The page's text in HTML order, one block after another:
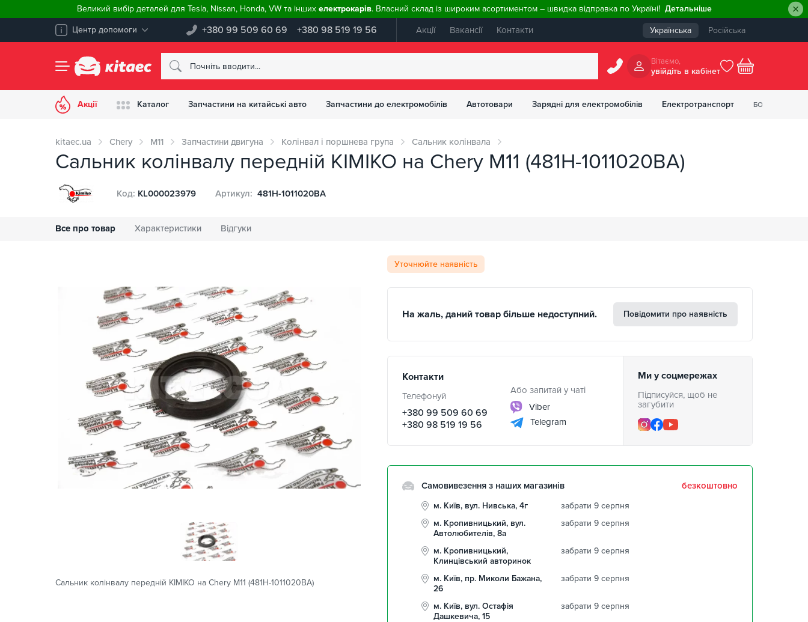
Великий вибір деталей для Tesla, Nissan, Honda, VW та інших електрокарів. Власний склад із широким асортиментом – швидка відправка по Україні! Детальніше
Центр допомоги +380 99 509 60 69 +380 98 519 19 56 Акції Вакансії Контакти Українська Російська
Вiтаємо,
увiйдiть в кабiнет
БОНУСІВ
Акції Каталог Запчастини на китайські авто Запчастини до електромобілів Автотовари Зарядні для електромобілів Електротранспорт
kitaec.ua Chery M11 Запчастини двигуна Колінвал і поршнева група Сальник колінвала
Сальник колінвалу передній KIMIKO на Chery M11 (481H-1011020BA)
Все про товар Характеристики Відгуки
Код: KL000023979 Артикул: 481H-1011020BA
Сальник колінвалу передній KIMIKO на Chery M11 (481H-1011020BA)
Уточнюйте наявність
На жаль, даний товар більше недоступний. Повідомити про наявність
Контакти
Телефонуй
+380 99 509 60 69
+380 98 519 19 56
Або запитай у чаті
Viber
Telegram
Ми у соцмережах
Підписуйся, щоб не
загубити
Самовивезення з наших магазинів безкоштовно
м. Київ, вул. Нивська, 4г
забрати 9 серпня
м. Кропивницький, вул.
Автолюбителів, 8а
забрати 9 серпня
м. Кропивницький,
Клинцівський авторинок
забрати 9 серпня
м. Київ, пр. Миколи Бажана,
26
забрати 9 серпня
м. Київ, вул. Остафія
Дашкевича, 15
забрати 9 серпня